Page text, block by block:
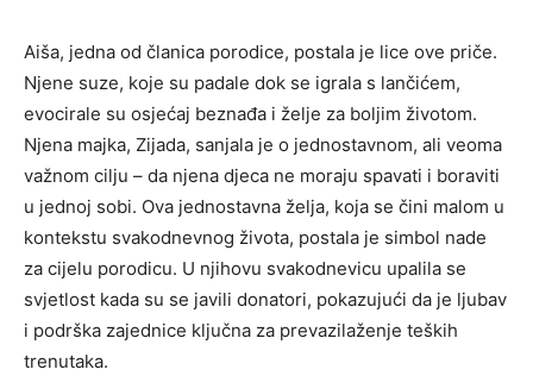
Aiša, jedna od članica porodice, postala je lice ove priče.
Njene suze, koje su padale dok se igrala s lančićem,
evocirale su osjećaj beznađa i želje za boljim životom.
Njena majka, Zijada, sanjala je o jednostavnom, ali veoma
važnom cilju – da njena djeca ne moraju spavati i boraviti
u jednoj sobi. Ova jednostavna želja, koja se čini malom u
kontekstu svakodnevnog života, postala je simbol nade
za cijelu porodicu. U njihovu svakodnevicu upalila se
svjetlost kada su se javili donatori, pokazujući da je ljubav
i podrška zajednice ključna za prevazilaženje teških
trenutaka.